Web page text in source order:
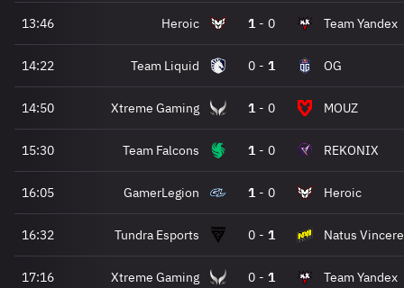
13:46 Heroic 1 - 0 Team Yandex
14:22 Team Liquid 0 - 1 OG
14:50 Xtreme Gaming 1 - 0 MOUZ
15:30 Team Falcons 1 - 0 REKONIX
16:05 GamerLegion 1 - 0 Heroic
16:32 Tundra Esports 0 - 1 Natus Vincere
17:16 Xtreme Gaming 0 - 1 Team Yandex